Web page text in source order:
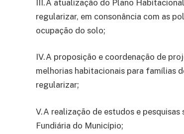
III.A atualização do Plano
regularizar, em consonância com as
ocupação do solo;
IV.A proposição e coordenação de
melhorias habitacionais para famílias
regularizar;
V.A realização de estudos e
Fundiária do Município;